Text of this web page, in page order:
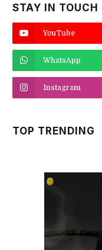
STAY IN TOUCH
YouTube
WhatsApp
Instagram
TOP TRENDING